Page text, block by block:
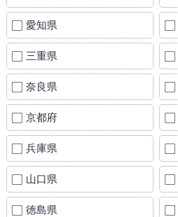
愛知県
三重県
奈良県
京都府
兵庫県
山口県
徳島県